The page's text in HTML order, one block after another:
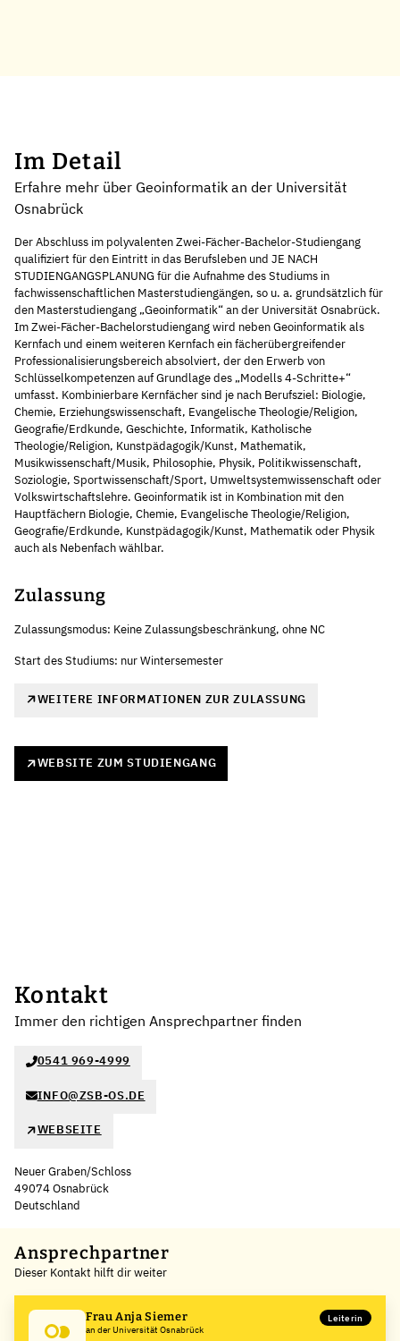
Im Detail
Erfahre mehr über Geoinformatik an der Universität
Osnabrück
Der Abschluss im polyvalenten Zwei-Fächer-Bachelor-Studiengang
qualifiziert für den Eintritt in das Berufsleben und JE NACH
STUDIENGANGSPLANUNG für die Aufnahme des Studiums in
fachwissenschaftlichen Masterstudiengängen, so u. a. grundsätzlich für
den Masterstudiengang „Geoinformatik“ an der Universität Osnabrück.
Im Zwei-Fächer-Bachelorstudiengang wird neben Geoinformatik als
Kernfach und einem weiteren Kernfach ein fächerübergreifender
Professionalisierungsbereich absolviert, der den Erwerb von
Schlüsselkompetenzen auf Grundlage des „Modells 4-Schritte+“
umfasst. Kombinierbare Kernfächer sind je nach Berufsziel: Biologie,
Chemie, Erziehungswissenschaft, Evangelische Theologie/Religion,
Geografie/Erdkunde, Geschichte, Informatik, Katholische
Theologie/Religion, Kunstpädagogik/Kunst, Mathematik,
Musikwissenschaft/Musik, Philosophie, Physik, Politikwissenschaft,
Soziologie, Sportwissenschaft/Sport, Umweltsystemwissenschaft oder
Volkswirtschaftslehre. Geoinformatik ist in Kombination mit den
Hauptfächern Biologie, Chemie, Evangelische Theologie/Religion,
Geografie/Erdkunde, Kunstpädagogik/Kunst, Mathematik oder Physik
auch als Nebenfach wählbar.
Zulassung
Zulassungsmodus: Keine Zulassungsbeschränkung, ohne NC
Start des Studiums: nur Wintersemester
WEITERE INFORMATIONEN ZUR ZULASSUNG
WEBSITE ZUM STUDIENGANG
Kontakt
Immer den richtigen Ansprechpartner finden
0541 969-4999
INFO@ZSB-OS.DE
WEBSEITE
Neuer Graben/Schloss
49074 Osnabrück
Deutschland
Ansprechpartner
Dieser Kontakt hilft dir weiter
Frau Anja Siemer
an der Universität Osnabrück
Leiterin